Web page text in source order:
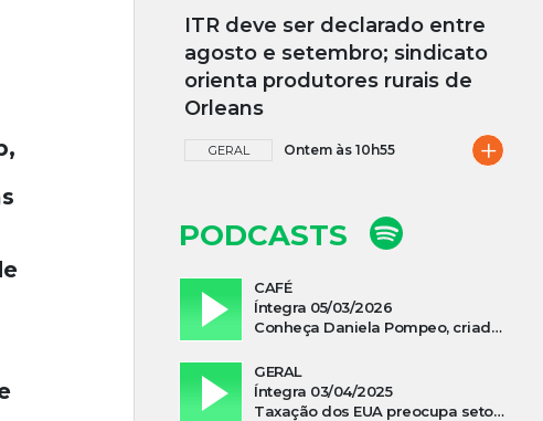
ITR deve ser declarado entre
agosto e setembro; sindicato
orienta produtores rurais de
Orleans
GERAL Ontem às 10h55 +
PODCASTS
CAFÉ
Íntegra 05/03/2026
Conheça Daniela Pompeo, criadora do podcast “Vivi e Aprendi”, que estreia neste sábado
GERAL
Íntegra 03/04/2025
Taxação dos EUA preocupa setor madeireiro de SC